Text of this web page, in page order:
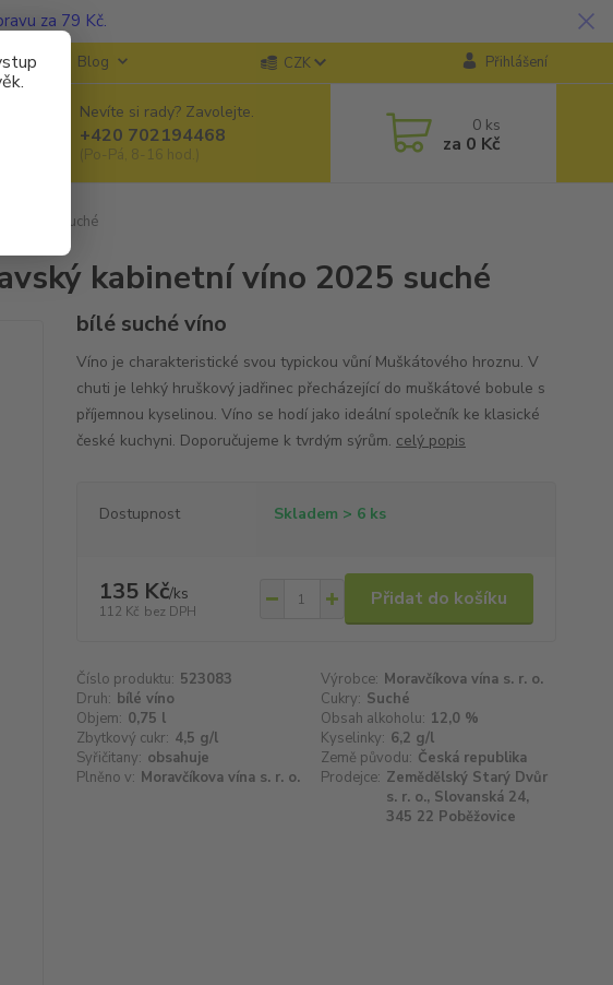
za 79 Kč.
Blog CZK Přihlášení
Nevíte si rady? Zavolejte.
+420 702194468
(Po-Pá, 8-16 hod.)
0 ks
za 0 Kč
2025 suché
kabinetní víno 2025 suché
bílé suché víno
Víno je charakteristické svou typickou vůní Muškátového hroznu. V
chuti je lehký hruškový jadřinec přecházející do muškátové bobule s
příjemnou kyselinou. Víno se hodí jako ideální společník ke klasické
české kuchyni. Doporučujeme k tvrdým sýrům. celý popis
Dostupnost Skladem > 6 ks
135 Kč/ks
112 Kč bez DPH
Přidat do košíku
Číslo produktu: 523083 Výrobce: Moravčíkova vína s. r. o.
Druh: bílé víno Cukry: Suché
Objem: 0,75 l Obsah alkoholu: 12,0 %
Zbytkový cukr: 4,5 g/l Kyselinky: 6,2 g/l
Syřičitany: obsahuje Země původu: Česká republika
Plněno v: Moravčíkova vína s. r. o. Prodejce: Zemědělský Starý Dvůr
s. r. o., Slovanská 24,
345 22 Poběžovice